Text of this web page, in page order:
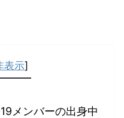
表示]
メンバーの出身中